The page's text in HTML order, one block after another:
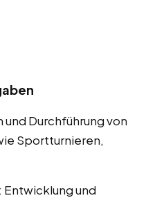
und Durchführung von
Sportturnieren,
: Entwicklung und